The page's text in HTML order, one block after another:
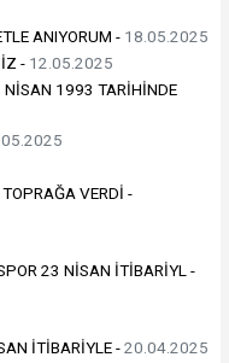
ANIYORUM - 18.05.2025
- 12.05.2025
NİSAN 1993 TARİHİNDE
VERDİ -
23 NİSAN İTİBARİYL -
İTİBARİYLE -20.04.2025